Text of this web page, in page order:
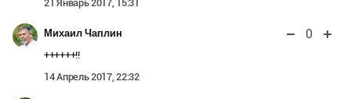
21 Январь 2017, 15:31
Михаил Чаплин 0
++++++!!
14 Апрель 2017, 22:32